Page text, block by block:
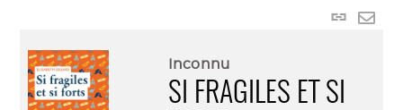
Lien
Inconnu
SI FRAGILES ET SI